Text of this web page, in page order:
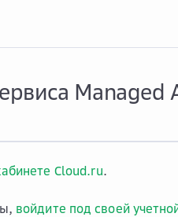
Managed
Cloud.ru.
войдите под своей